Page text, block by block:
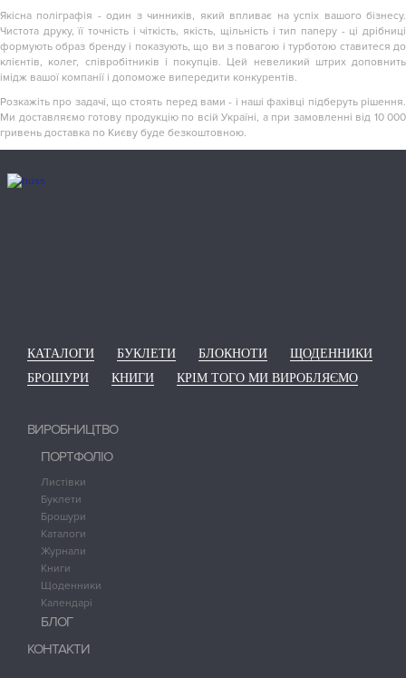
Якісна поліграфія - один з чинників, який впливає на успіх вашого бізнесу.
Чистота друку, її точність і чіткість, якість, щільність і тип паперу - ці дрібниці
формують образ бренду і показують, що ви з повагою і турботою ставитеся до
клієнтів, колег, співробітників і покупців. Цей невеликий штрих доповнить
імідж вашої компанії і допоможе випередити конкурентів.
Розкажіть про задачі, що стоять перед вами - і наші фахівці підберуть рішення.
Ми доставляємо готову продукцію по всій Україні, а при замовленні від 10 000
гривень доставка по Києву буде безкоштовною.
КАТАЛОГИ БУКЛЕТИ БЛОКНОТИ
ЩОДЕННИКИ
БРОШУРИ
КНИГИ КРІМ ТОГО МИ ВИРОБЛЯЄМО
ВИРОБНИЦТВО
ПОРТФОЛІО
Листівки
Буклети
Брошури
Каталоги
Журнали
Книги
Щоденники
Календарі
БЛОГ
КОНТАКТИ